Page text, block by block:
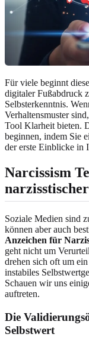
Für viele beginnt
digitaler Fußabdruck
Selbsterkenntnis.
Verhaltensmuster
Tool Klarheit bieten.
beginnen, indem Sie
der erste Einblicke in
Narcissism
Soziale Medien sind
können aber auch
Anzeichen für
geht nicht um
drehen sich oft um
instabiles
Schauen wir uns
auftreten.
Die
Selbstwert